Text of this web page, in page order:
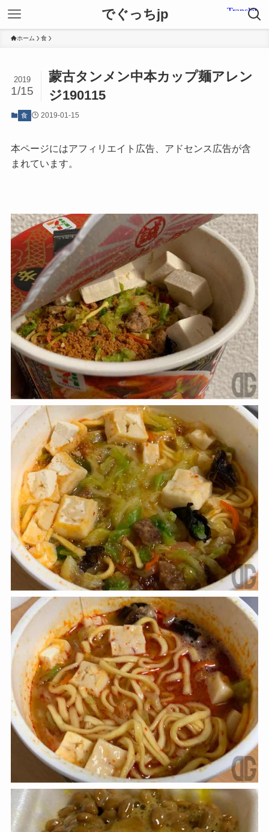
でぐっちjp
ホーム 食
蒙古タンメン中本カップ麺アレン
ジ190115
2019
1/15
食 2019-01-15
本ページにはアフィリエイト広告、アドセンス広告が含
まれています。